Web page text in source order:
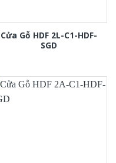
Cửa Gỗ HDF 2L-C1-HDF-
SGD